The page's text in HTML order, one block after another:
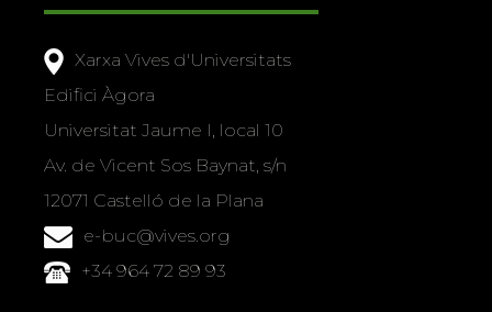
Xarxa Vives d'Universitats
Edifici Àgora
Universitat Jaume I, local 10
Av. de Vicent Sos Baynat, s/n
12071 Castelló de la Plana
e-buc@vives.org
+34 964 72 89 93